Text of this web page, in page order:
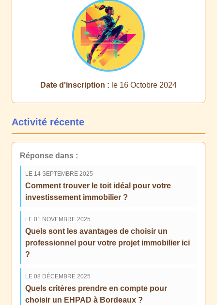
Date d'inscription : le 16 Octobre 2024
Activité récente
Réponse dans :
LE 14 SEPTEMBRE 2025
Comment trouver le toit idéal pour votre
investissement immobilier ?
LE 01 NOVEMBRE 2025
Quels sont les avantages de choisir un
professionnel pour votre projet immobilier ici
?
LE 08 DÉCEMBRE 2025
Quels critères prendre en compte pour
choisir un EHPAD à Bordeaux ?